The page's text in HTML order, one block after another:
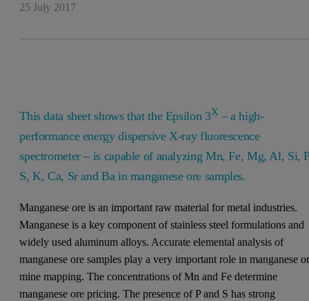
25 July 2017
This data sheet shows that the Epsilon 3X– a high-
performance energy dispersive X-ray fluorescence
spectrometer – is capable of analyzing Mn, Fe, Mg, Al, Si,
S, K, Ca, Sr and Ba in manganese ore samples.
Manganese ore is an important raw material for metal industries.
Manganese is a key component of stainless steel formulations and
widely used aluminum alloys. Accurate elemental analysis of
manganese ore samples play a very important role in manganese
mine mapping. The concentrations of Mn and Fe determine
manganese ore pricing. The presence of P and S has strong